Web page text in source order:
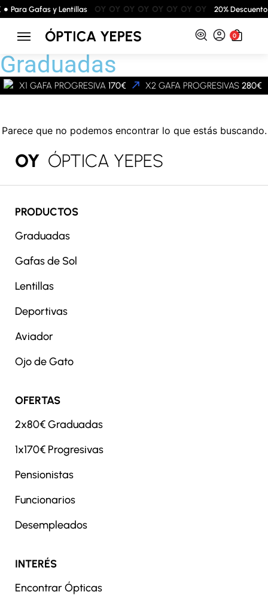
Para Gafas y Lentillas OY OY OY OY OY OY OY OY 20% Descuento
0
Inicio/Gafas de Sol/ Graduadas
Graduadas
X1 GAFA PROGRESIVA170€ X2 GAFA PROGRESIVAS280€
Parece que no podemos encontrar lo que estás buscando.
OY ÓPTICA YEPES
PRODUCTOS
Graduadas
Gafas de Sol
Lentillas
Deportivas
Aviador
Ojo de Gato
OFERTAS
2x80€ Graduadas
1x170€ Progresivas
Pensionistas
Funcionarios
Desempleados
INTERÉS
Encontrar Ópticas